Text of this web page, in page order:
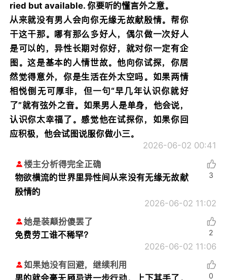
ried but available. 你要听的懂言外之意。
从来就没有男人会向你无缘无故献殷情。帮你
干这干那。哪有那么多好人，偶尔做一次好人
是可以的，异性长期对你好，就对你一定有企
图。这是基本的人情世故。他向你试探，你居
然觉得意外，你是生活在外太空吗。如果两情
相悦倒无可厚非，但一句“早几年认识你就好
了”就有弦外之音。如果男人是单身，他会说，
认识你太幸福了。感觉他在试探你，如果你回
应积极，他会试图说服你做小三。
2026-06-02 00:41
楼主分析得完全正确
物欲横流的世界里异性间从来没有无缘无故献
殷情的
2026-06-02 11:02
3
她是装颠扮傻罢了
免费劳工谁不稀罕？
2026-06-02 11:06
2
如果她没有回避，继续利用
0